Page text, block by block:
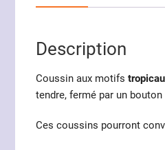
Description
Coussin aux motifs
tendre, fermé par un bouton
Ces coussins pourront